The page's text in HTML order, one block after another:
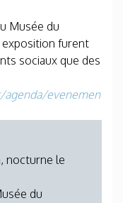
Musée du
exposition furent
sociaux que des
evenemen
nocturne le
du